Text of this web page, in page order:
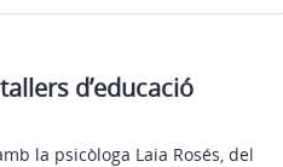
d’educació
la psicòloga Laia Rosés, del